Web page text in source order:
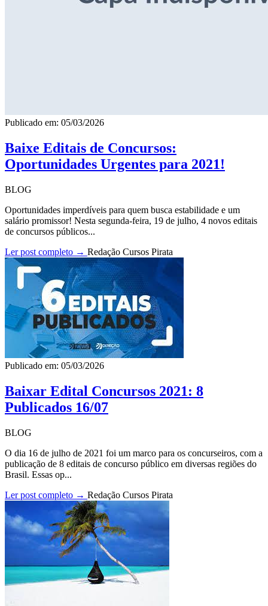
Publicado em: 05/03/2026
Baixe Editais de Concursos:
Oportunidades Urgentes para 2021!
BLOG
Oportunidades imperdíveis para quem busca estabilidade e um
salário promissor! Nesta segunda-feira, 19 de julho, 4 novos editais
de concursos públicos...
Ler post completo → Redação Cursos Pirata
Publicado em: 05/03/2026
Baixar Edital Concursos 2021: 8
Publicados 16/07
BLOG
O dia 16 de julho de 2021 foi um marco para os concurseiros, com a
publicação de 8 editais de concurso público em diversas regiões do
Brasil. Essas op...
Ler post completo → Redação Cursos Pirata